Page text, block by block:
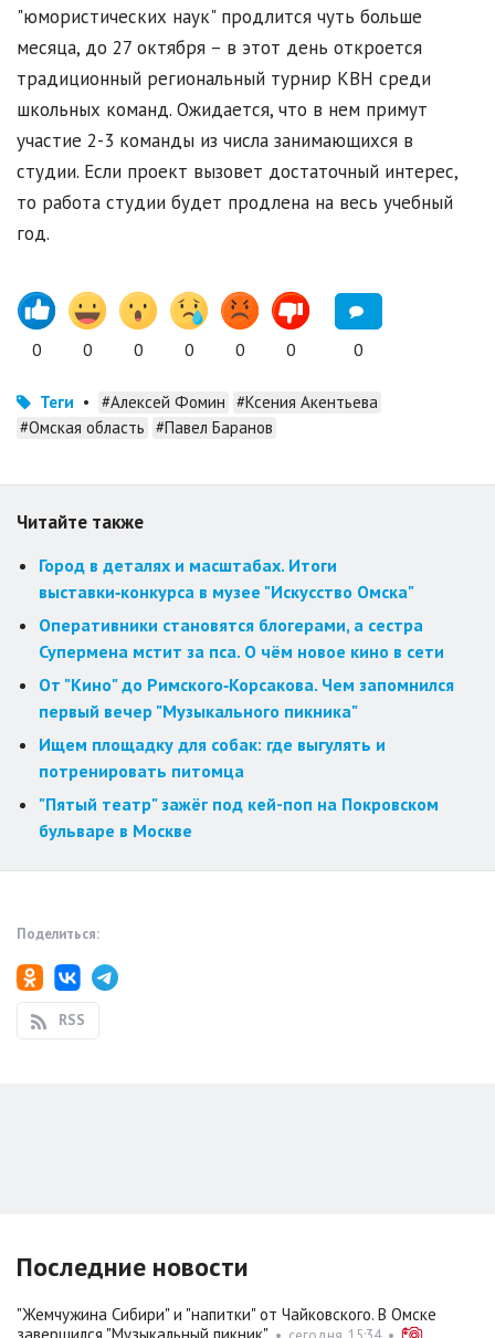
"юмористических наук" продлится чуть больше
месяца, до 27 октября – в этот день откроется
традиционный региональный турнир КВН среди
школьных команд. Ожидается, что в нем примут
участие 2-3 команды из числа занимающихся в
студии. Если проект вызовет достаточный интерес,
то работа студии будет продлена на весь учебный
год.
0 0 0 0 0 0 0
Теги • #Алексей Фомин #Ксения Акентьева
#Омская область #Павел Баранов
Читайте также
Город в деталях и масштабах. Итоги
выставки‑конкурса в музее "Искусство Омска"
Оперативники становятся блогерами, а сестра
Супермена мстит за пса. О чём новое кино в сети
От "Кино" до Римского‑Корсакова. Чем запомнился
первый вечер "Музыкального пикника"
Ищем площадку для собак: где выгулять и
потренировать питомца
"Пятый театр" зажёг под кей-поп на Покровском
бульваре в Москве
Поделиться:
RSS
Последние новости
"Жемчужина Сибири" и "напитки" от Чайковского. В Омске